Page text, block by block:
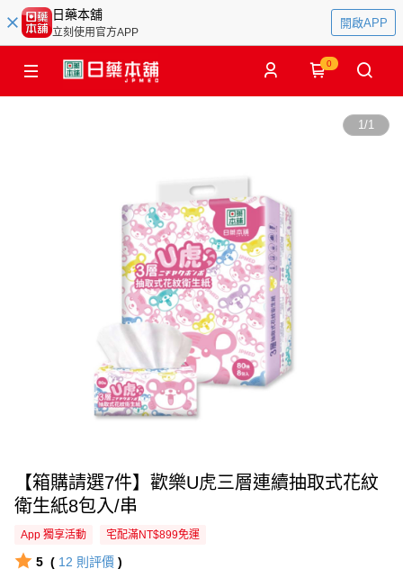
日藥本舖
立刻使用官方APP
開啟APP
0
1/1
【箱購請選7件】歡樂U虎三層連續抽取式花紋
衛生紙8包入/串
App 獨享活動 宅配滿NT$899免運
5 ( 12 則評價 )